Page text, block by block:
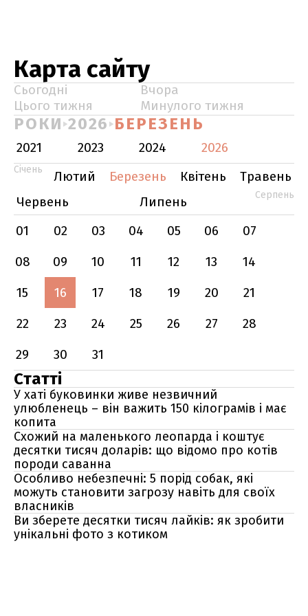
Карта сайту
Сьогодні
Вчора
Цього тижня
Минулого тижня
РОКИ 2026 БЕРЕЗЕНЬ
2021 2023 2024 2026
Січень Лютий Березень Квітень
Травень
Червень
Липень Серпень
01 02 03 04 05 06
07
08
09 10 11 12 13
14
15
16 17 18 19 20
21
22
23 24 25 26 27
28
29
30 31
Статті
У хаті буковинки живе незвичний
улюбленець – він важить 150 кілограмів і має
копита
Схожий на маленького леопарда і коштує
десятки тисяч доларів: що відомо про котів
породи саванна
Особливо небезпечні: 5 порід собак, які
можуть становити загрозу навіть для своїх
власників
Ви зберете десятки тисяч лайків: як зробити
унікальні фото з котиком